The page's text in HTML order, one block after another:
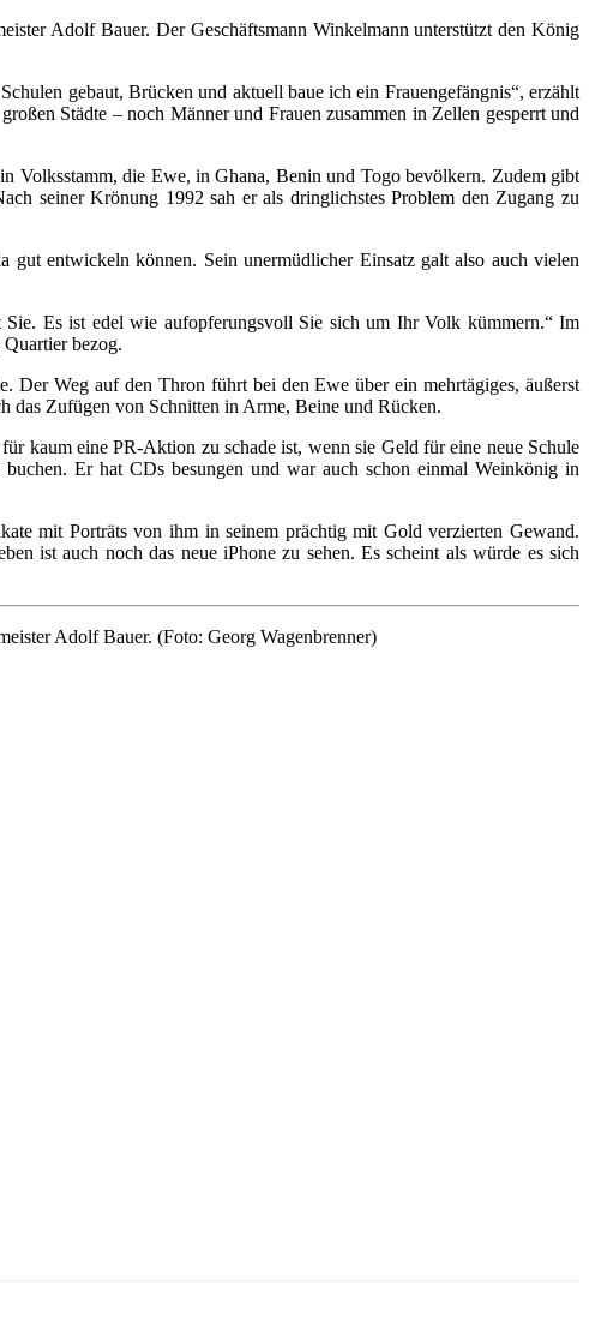
Adolf Bauer. Der Geschäftsmann Winkelmann unterstützt den König
gebaut, Brücken und aktuell baue ich ein Frauengefängnis“, erzählt
Städte – noch Männer und Frauen zusammen in Zellen gesperrt und
Volksstamm, die Ewe, in Ghana, Benin und Togo bevölkern. Zudem gibt
seiner Krönung 1992 sah er als dringlichstes Problem den Zugang zu
entwickeln können. Sein unermüdlicher Einsatz galt also auch vielen
Es ist edel wie aufopferungsvoll Sie sich um Ihr Volk kümmern.“ Im
bezog.
Der Weg auf den Thron führt bei den Ewe über ein mehrtägiges, äußerst
das Zufügen von Schnitten in Arme, Beine und Rücken.
kaum eine PR-Aktion zu schade ist, wenn sie Geld für eine neue Schule
Er hat CDs besungen und war auch schon einmal Weinkönig in
mit Porträts von ihm in seinem prächtig mit Gold verzierten Gewand.
ist auch noch das neue iPhone zu sehen. Es scheint als würde es sich
Adolf Bauer. (Foto: Georg Wagenbrenner)